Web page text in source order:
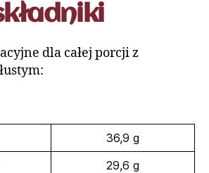
dla całej porcji z
36,9 g
29,6 g